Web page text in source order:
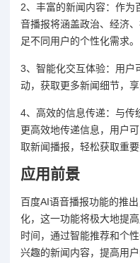
2、丰富的新闻内容：作为
音播报将涵盖政治、经济
足不同用户的个性化需求。
3、智能化交互体验：用户
动，获取更多新闻细节，
4、高效的信息传递：与传
更高效地传递信息，用户
取新闻播报，轻松获取重要
应用前景
百度AI语音播报功能的推
化，这一功能将极大地提
时间，通过智能推荐和个
兴趣的新闻内容，提高用